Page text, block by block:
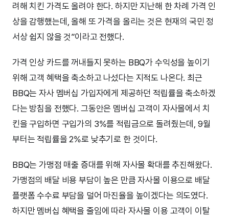
려해 치킨 가격도 올려야 한다. 하지만 지난해 한 차례 가격 인
상을 감행했는데, 올해 또 가격을 올리는 것은 현재의 국민 정
서상 쉽지 않을 것”이라고 전했다.
가격 인상 카드를 꺼내들지 못하는 BBQ가 수익성을 높이기
위해 고객 혜택을 축소하고 나섰다는 지적도 나온다. 최근
BBQ는 자사 멤버십 가입자에게 제공하던 적립률을 축소하겠
다는 방침을 전했다. 그동안은 멤버십 고객이 자사몰에서 치
킨을 구입하면 구입가의 3%를 적립금으로 돌려줬는데, 9월
부터는 적립률을 2%로 낮추기로 한 것이다.
BBQ는 가맹점 매출 증대를 위해 자사몰 확대를 추진해왔다.
가맹점의 배달 비용 부담이 높은 만큼 자사몰 이용으로 배달
플랫폼 수수료 부담을 덜어 마진율을 높이겠다는 의도였다.
하지만 멤버십 혜택을 줄임에 따라 자사몰 이용 고객이 이탈